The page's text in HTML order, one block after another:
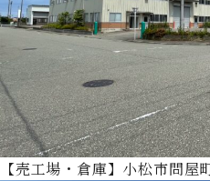
【売工場・倉庫】小松市問屋